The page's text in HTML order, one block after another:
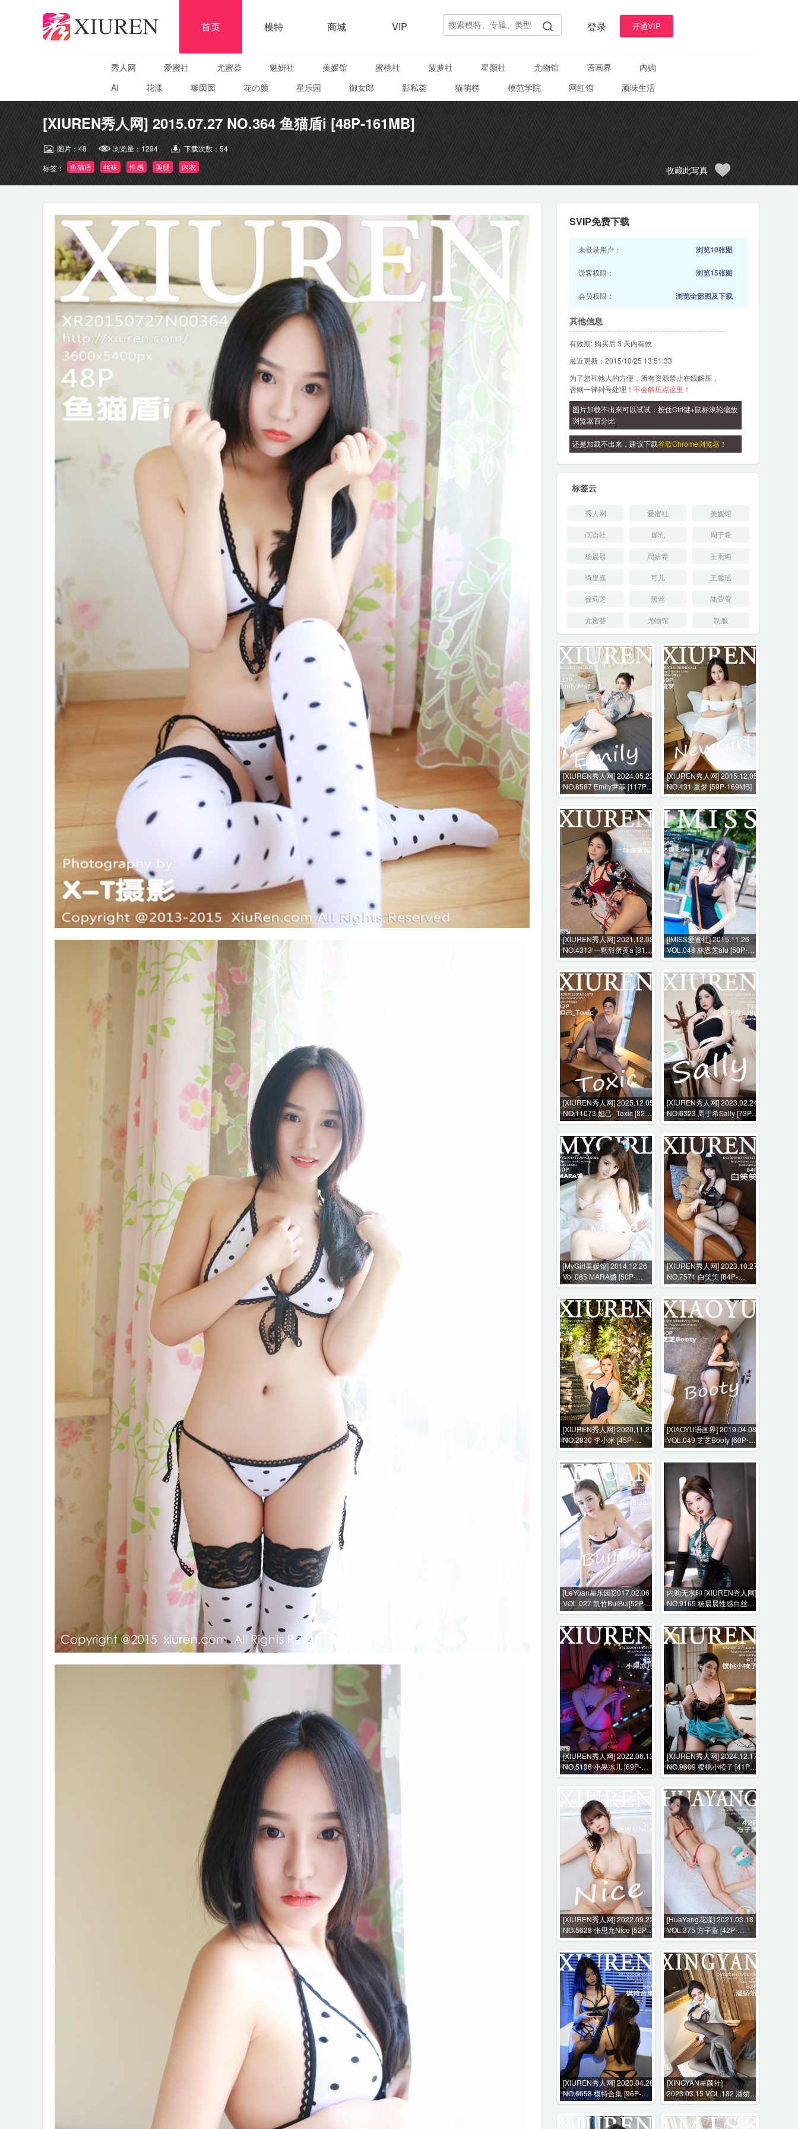
首页 模特 商城 VIP 登录 开通VIP
秀人网 爱蜜社 尤蜜荟 魅妍社 美媛馆 蜜桃社 菠萝社 星颜社 尤物馆 语画界
内购
Ai
花漾 嗲囡囡 花の颜 星乐园 御女郎 影私荟 猫萌榜 模范学院 网红馆 顽味生活
[XIUREN秀人网] 2015.07.27 NO.364 鱼猫盾i [48P-161MB]
图片： 48 浏览量： 1294 下载次数： 54
标签：
鱼猫盾 丝袜 性感 美腿 内衣 收藏此写真
SVIP免费下载
未登录用户： 浏览10张图
游客权限： 浏览15张图
会员权限： 浏览全部图及下载
其他信息
有效期: 购买后 3 天内有效
最近更新：2015/10/25 13:51:33
为了您和他人的方便，所有资源禁止在线解压，
否则一律封号处理！ 不会解压点这里！
图片加载不出来可以试试：按住Ctrl键+鼠标滚轮缩放
浏览器百分比
还是加载不出来，建议下载谷歌Chrome浏览器 ！
标签云
秀人网 爱蜜社 美媛馆
画语社 爆乳 周于希
杨晨晨 周妍希 王雨纯
绮里嘉 可儿 王馨瑶
徐莉芝 黑丝 陆萱萱
尤蜜荟 尤物馆 制服
[XIUREN秀人网] 2024.05.23
NO.8587 Emily尹菲 [117P-
1121MB]
[XIUREN秀人网] 2015.12.05
NO.431 夏梦 [59P-169MB]
[XIUREN秀人网] 2021.12.08
NO.4313 一颗甜蛋黄a [81P-
884MB]
[IMISS爱蜜社] 2015.11.26
VOL.048 林恩芝alu [50P-
224MB]
[XIUREN秀人网] 2025.12.05
NO.11073 妲己_Toxic [82P-
830MB]
[XIUREN秀人网] 2023.02.24
NO.6323 周于希Sally [73P-
680MB]
[MyGirl美媛馆] 2014.12.26
Vol.085 MARA醬 [50P-
202MB]
[XIUREN秀人网] 2023.10.27
NO.7571 白笑笑 [84P-
862MB]
[XIUREN秀人网] 2020.11.27
NO.2830 李小米 [45P-
600MB]
[XIAOYU语画界] 2019.04.08
VOL.049 芝芝Booty [60P-
361MB]
[LeYuan星乐园]2017.02.06
VOL.027 凯竹BuiBui[52P-
180M]
内购无水印 [XIUREN秀人网]
NO.9165 杨晨晨性感白丝内
衣+花絮视频 [103P+1V-
1562MB]
[XIUREN秀人网] 2022.06.13
NO.5136 小果冻儿 [69P-
790MB]
[XIUREN秀人网] 2024.12.17
NO.9609 樱桃小犊子 [41P-
384MB]
[XIUREN秀人网] 2022.09.22
NO.5628 张思允Nice [52P-
441MB]
[HuaYang花漾] 2021.03.18
VOL.375 方子萱 [42P-
396MB]
[XIUREN秀人网] 2023.04.28
NO.6658 模特合集 [96P-
930MB]
[XINGYAN星颜社]
2023.03.15 VOL.182 潘娇娇
[82P-834MB]